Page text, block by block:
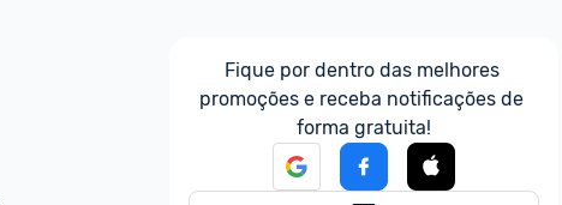
Fique por dentro das melhores
promoções e receba notificações de
forma gratuita!